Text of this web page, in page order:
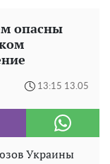
опасны
13:15 13.05
Украины